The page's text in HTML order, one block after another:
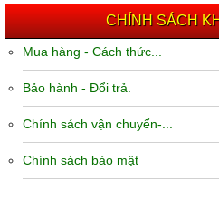
CHÍNH SÁCH
Mua hàng - Cách thức...
Bảo hành - Đổi trả.
Chính sách vận chuyển-...
Chính sách bảo mật